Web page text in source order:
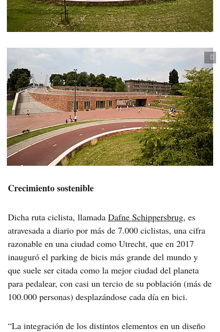
Crecimiento sostenible
Dicha ruta ciclista, llamada Dafne Schippersbrug, es
atravesada a diario por más de 7.000 ciclistas, una cifra
razonable en una ciudad como Utrecht, que en 2017
inauguró el parking de bicis más grande del mundo y
que suele ser citada como la mejor ciudad del planeta
para pedalear, con casi un tercio de su población (más de
100.000 personas) desplazándose cada día en bici.
“La integración de los distintos elementos en un diseño